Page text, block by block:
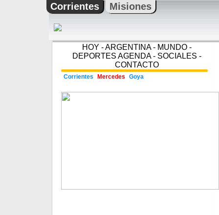
Corrientes Misiones
HOY -ARGENTINA- MUNDO -
DEPORTES AGENDA- SOCIALES -
CONTACTO
Corrientes Mercedes Goya